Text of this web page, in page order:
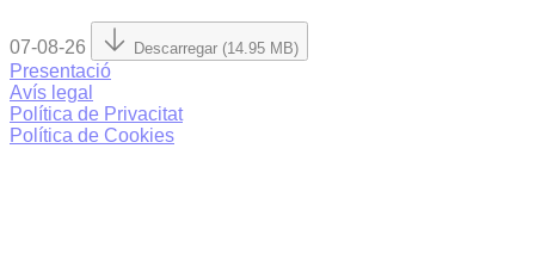
07-08-26 Descarregar (14.95 MB)
Presentació
Avís legal
Política de Privacitat
Política de Cookies